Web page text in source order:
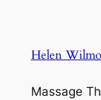
Helen
Massage